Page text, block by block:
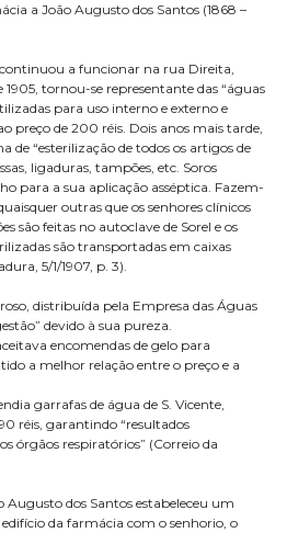
a João Augusto dos Santos (1868 –
a funcionar na rua Direita,
1905, tornou-se representante das “águas
para uso interno e externo e
preço de 200 réis. Dois anos mais tarde,
de “esterilização de todos os artigos de
ligaduras, tampões, etc. Soros
para a sua aplicação asséptica. Fazem-
outras que os senhores clínicos
são feitas no autoclave de Sorel e os
são transportadas em caixas
5/1/1907, p. 3).
distribuída pela Empresa das Águas
devido à sua pureza.
encomendas de gelo para
a melhor relação entre o preço e a
garrafas de água de S. Vicente,
réis, garantindo “resultados
órgãos respiratórios” (Correio da
Augusto dos Santos estabeleceu um
da farmácia com o senhorio, o